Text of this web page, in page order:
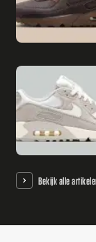
Bekijk alle